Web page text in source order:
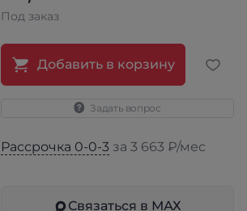
Под заказ
Добавить в корзину
Задать вопрос
Рассрочка 0-0-3 за 3 663 ₽/мес
Связаться в МАХ